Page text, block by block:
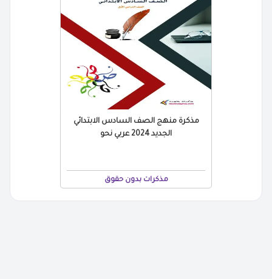
مذكرة منهج الصف السادس الابتدائي
الجديد 2024 عربي نحو
مذكرات بدون حقوق